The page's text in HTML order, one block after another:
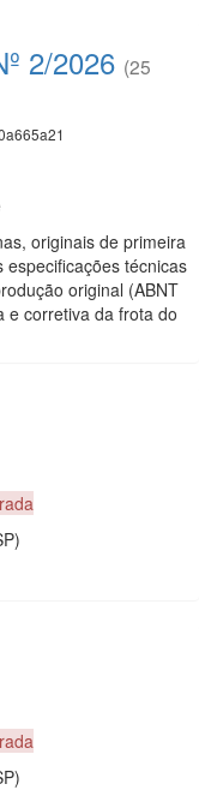
2/2026 (25
originais de primeira
técnicas
original (ABNT
e corretiva da frota do